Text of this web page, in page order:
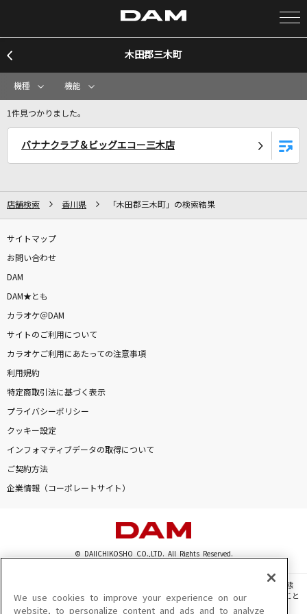
カラオケ検索
全国りれき
君が眩しいから僕は星が見えない
SIX LOUNGE
V.I.P(アニメバージョン)
シド
紗痲
AKB48
木田郡三木町
機種 機能
1件見つかりました。
バナナクラブ＆ビッグエコー三木店
店舗検索 香川県 「木田郡三木町」の検索結果
サイトマップ
お問い合わせ
DAM
DAM★とも
カラオケ＠DAM
サイトのご利用について
カラオケご利用にあたっての注意事項
利用規約
特定商取引法に基づく表示
プライバシーポリシー
クッキー設定
インフォマティブデータの取得について
ご契約方法
企業情報（コーポレートサイト）
© DAIICHIKOSHO CO.,LTD. All Rights Reserved.
このサイトに掲載されている一切の文章・画像・写真・動画・音声等を、手段や形態
を問わず、著作権法の定める範囲を超えて無断で複製、転載、ファイル化などすること
を禁じます。
We use cookies to improve your experience on our
website, to personalize content and ads and to analyze